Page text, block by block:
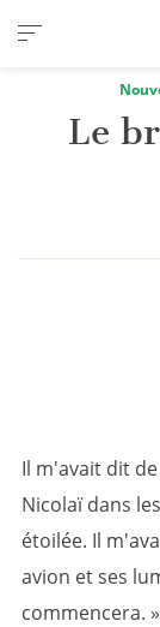
Panneau de
Le
Il m'avait dit
Nicolaï dans
étoilée. Il
avion et ses
commencera. »